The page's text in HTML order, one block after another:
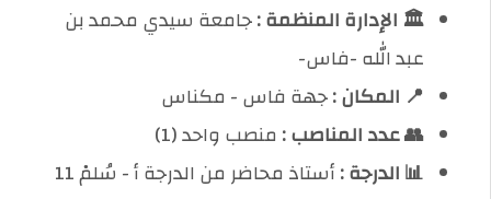
🏛️ الإدارة المنظمة :جامعة سيدي محمد بن
عبد الله -فاس-
📍 المكان :جهة فاس - مكناس
👥 عدد المناصب :منصب واحد (1)
📊 الدرجة :أستاذ محاضر من الدرجة أ - سُلمْ 11